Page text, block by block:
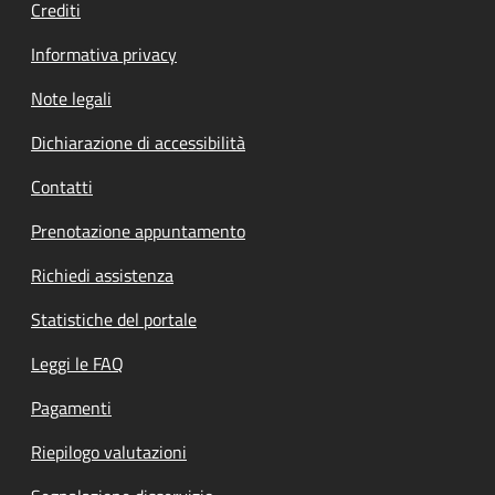
Crediti
Informativa privacy
Note legali
Dichiarazione di accessibilità
Contatti
Prenotazione appuntamento
Richiedi assistenza
Statistiche del portale
Leggi le FAQ
Pagamenti
Riepilogo valutazioni